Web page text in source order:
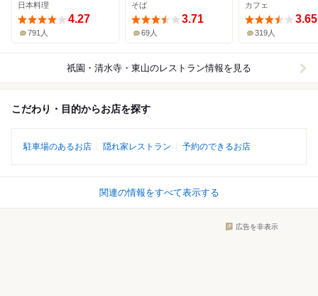
日本料理
4.27
791人
そば
3.71
69人
カフェ
3.65
319人
祇園・清水寺・東山のレストラン情報を見る
こだわり・目的からお店を探す
駐車場のあるお店 隠れ家レストラン 予約のできるお店
関連の情報をすべて表示する
広告を非表示